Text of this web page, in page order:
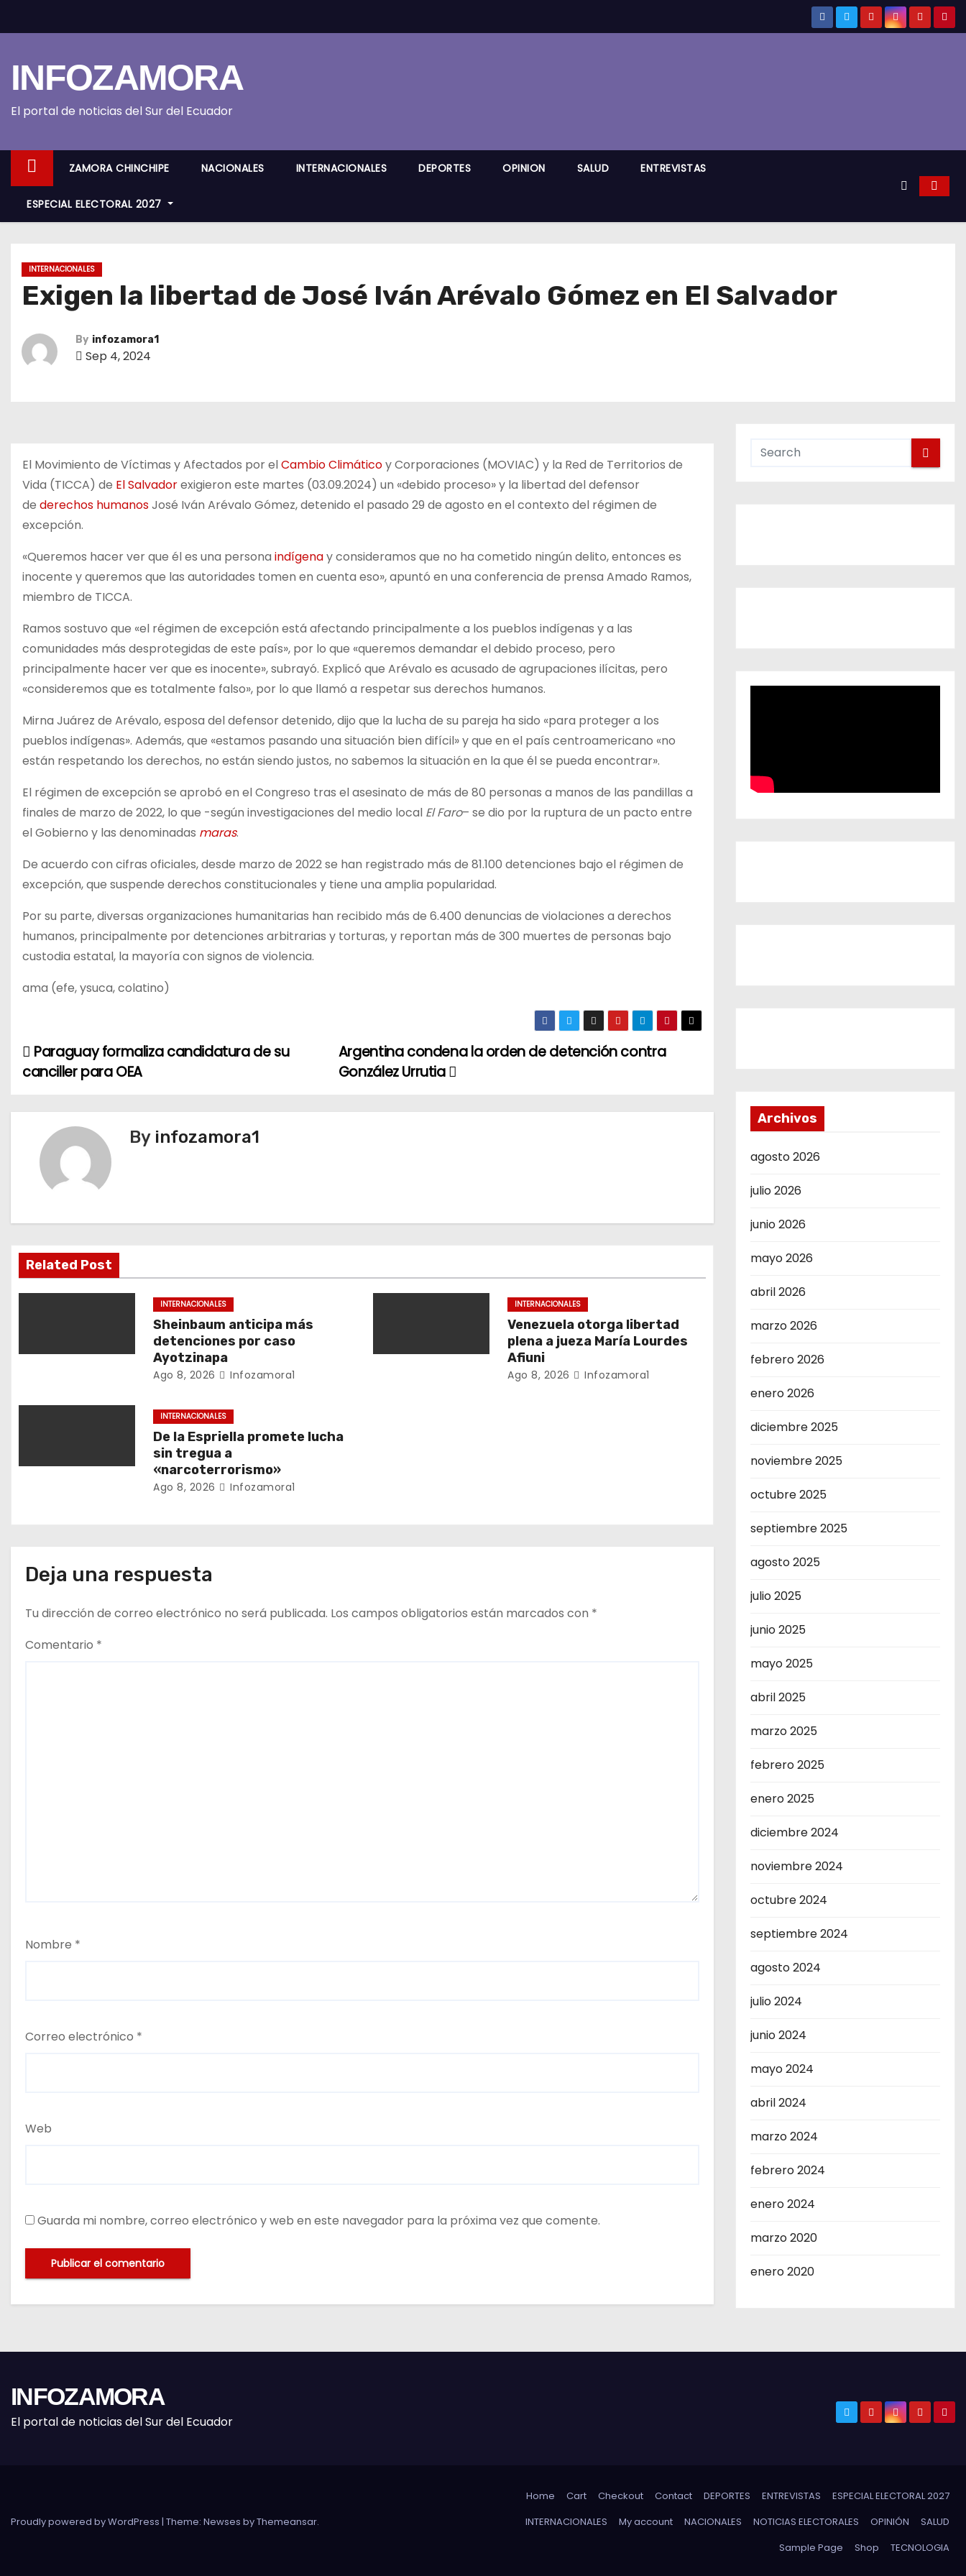
k
o
INFOZAMORA
El portal de noticias del Sur del Ecuador
ZAMORA CHINCHIPE NACIONALES INTERNACIONALES DEPORTES OPINION SALUD ENTREVISTAS
ESPECIAL ELECTORAL 2027
INTERNACIONALES
Exigen la libertad de José Iván Arévalo Gómez en El Salvador
By infozamora1
Sep 4, 2024
El Movimiento de Víctimas y Afectados por elCambio Climáticoy Corporaciones (MOVIAC) y la Red de Territorios de
Vida (TICCA) de El Salvadorexigieron este martes (03.09.2024) un «debido proceso» y la libertad del defensor
de derechos humanosJosé Iván Arévalo Gómez, detenido el pasado 29 de agosto en el contexto del régimen de
excepción.
«Queremos hacer ver que él es una persona indígenay consideramos que no ha cometido ningún delito, entonces es
inocente y queremos que las autoridades tomen en cuenta eso», apuntó en una conferencia de prensa Amado Ramos,
miembro de TICCA.
Ramos sostuvo que «el régimen de excepción está afectando principalmente a los pueblos indígenas y a las
comunidades más desprotegidas de este país», por lo que «queremos demandar el debido proceso, pero
principalmente hacer ver que es inocente», subrayó. Explicó que Arévalo es acusado de agrupaciones ilícitas, pero
«consideremos que es totalmente falso», por lo que llamó a respetar sus derechos humanos.
Mirna Juárez de Arévalo, esposa del defensor detenido, dijo que la lucha de su pareja ha sido «para proteger a los
pueblos indígenas». Además, que «estamos pasando una situación bien difícil» y que en el país centroamericano «no
están respetando los derechos, no están siendo justos, no sabemos la situación en la que él se pueda encontrar».
El régimen de excepción se aprobó en el Congreso tras el asesinato de más de 80 personas a manos de las pandillas a
finales de marzo de 2022, lo que -según investigaciones del medio local El Faro– se dio por la ruptura de un pacto entre
el Gobierno y las denominadas maras.
De acuerdo con cifras oficiales, desde marzo de 2022 se han registrado más de 81.100 detenciones bajo el régimen de
excepción, que suspende derechos constitucionales y tiene una amplia popularidad.
Por su parte, diversas organizaciones humanitarias han recibido más de 6.400 denuncias de violaciones a derechos
humanos, principalmente por detenciones arbitrarias y torturas, y reportan más de 300 muertes de personas bajo
custodia estatal, la mayoría con signos de violencia.
ama (efe, ysuca, colatino)
N
v
i
ó
d
d
Argentina condena la orden de detención contra
González Urrutia
Paraguay formaliza candidatura de su
canciller para OEA
By infozamora1
Related Post
INTERNACIONALES
Sheinbaum anticipa más
detenciones por caso
Ayotzinapa
Ago 8, 2026 Infozamora1
INTERNACIONALES
Venezuela otorga libertad
plena a jueza María Lourdes
Afiuni
Ago 8, 2026 Infozamora1
INTERNACIONALES
De la Espriella promete lucha
sin tregua a
«narcoterrorismo»
Ago 8, 2026 Infozamora1
Deja una respuesta
Tu dirección de correo electrónico no será publicada. Los campos obligatorios están marcados con *
Comentario *
Nombre *
Correo electrónico *
Web
Guarda mi nombre, correo electrónico y web en este navegador para la próxima vez que comente.
Archivos
agosto 2026
julio 2026
junio 2026
mayo 2026
abril 2026
marzo 2026
febrero 2026
enero 2026
diciembre 2025
noviembre 2025
octubre 2025
septiembre 2025
agosto 2025
julio 2025
junio 2025
mayo 2025
abril 2025
marzo 2025
febrero 2025
enero 2025
diciembre 2024
noviembre 2024
octubre 2024
septiembre 2024
agosto 2024
julio 2024
junio 2024
mayo 2024
abril 2024
marzo 2024
febrero 2024
enero 2024
marzo 2020
enero 2020
INFOZAMORA
El portal de noticias del Sur del Ecuador
Proudly powered by WordPress | Theme: Newses byThemeansar.
Home Cart Checkout Contact DEPORTES ENTREVISTAS
ESPECIAL ELECTORAL 2027
INTERNACIONALES
My account NACIONALES NOTICIAS ELECTORALES OPINIÓN
SALUD
Sample Page
Shop TECNOLOGIA